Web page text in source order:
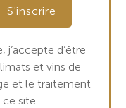
j’accepte d’être
et vins de
et le traitement
site.